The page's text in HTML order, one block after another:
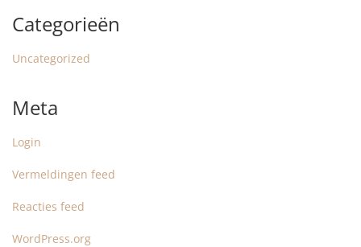
Categorieën
Uncategorized
Meta
Login
Vermeldingen feed
Reacties feed
WordPress.org